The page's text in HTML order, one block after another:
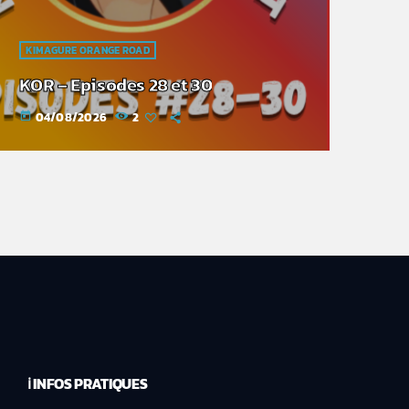
KIMAGURE ORANGE ROAD
KOR – Episodes 28 et 30
today 04/08/2026 2
ℹ️ INFOS PRATIQUES